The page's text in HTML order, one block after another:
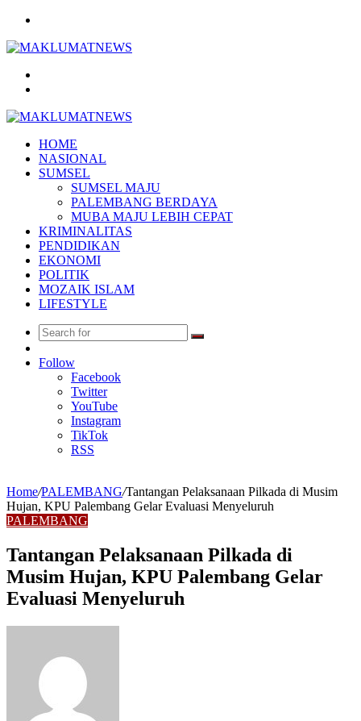
HOME
NASIONAL
SUMSEL
SUMSEL MAJU
PALEMBANG BERDAYA
MUBA MAJU LEBIH CEPAT
KRIMINALITAS
PENDIDIKAN
EKONOMI
POLITIK
MOZAIK ISLAM
LIFESTYLE
Search
Article
Follow
Facebook
Twitter
YouTube
Instagram
TikTok
RSS
Home/PALEMBANG/Tantangan Pelaksanaan Pilkada di Musim
Hujan, KPU Palembang Gelar Evaluasi Menyeluruh
PALEMBANG
Tantangan Pelaksanaan Pilkada di
Musim Hujan, KPU Palembang Gelar
Evaluasi Menyeluruh